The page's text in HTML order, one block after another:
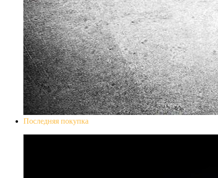
Последняя покупка